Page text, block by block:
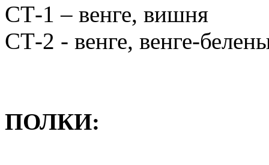
СТ-1 – венге, вишня
СТ-2 - венге, венге-
ПОЛКИ: